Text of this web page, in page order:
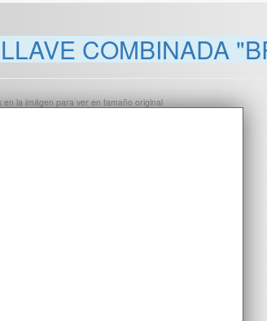
LLAVE COMBINADA
en la imágen para ver en tamaño original